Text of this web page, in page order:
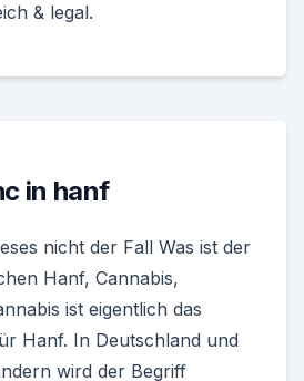
& legal.
in hanf
nicht der Fall Was ist der
Hanf, Cannabis,
ist eigentlich das
Hanf. In Deutschland und
wird der Begriff